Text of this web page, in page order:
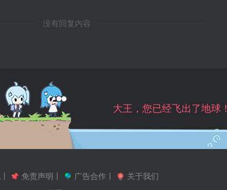
没有回复内容
大王，您已经飞出了地球！
丨 免责声明 丨 广告合作 丨 关于我们